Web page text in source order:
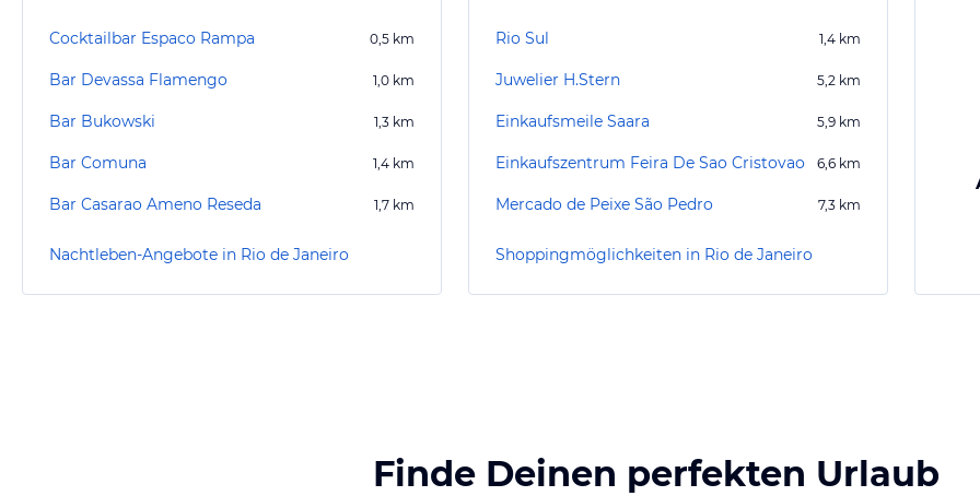
Cocktailbar Espaco Rampa 0,5 km
Bar Devassa Flamengo 1,0 km
Bar Bukowski 1,3 km
Bar Comuna 1,4 km
Bar Casarao Ameno Reseda 1,7 km
Nachtleben-Angebote in Rio de Janeiro
Rio Sul 1,4 km
Juwelier H.Stern 5,2 km
Einkaufsmeile Saara 5,9 km
Einkaufszentrum Feira De Sao Cristovao 6,6 km
Mercado de Peixe São Pedro 7,3 km
Shoppingmöglichkeiten in Rio de Janeiro
Finde Deinen perfekten Urlaub